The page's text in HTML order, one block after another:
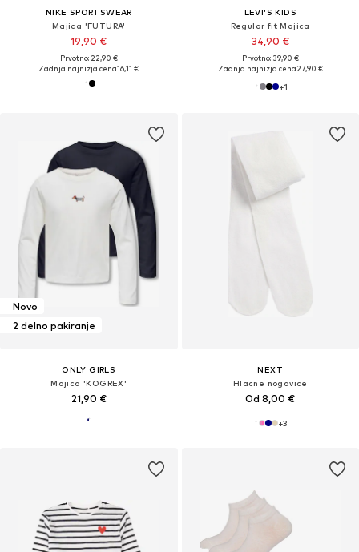
NIKE SPORTSWEAR
Majica 'FUTURA'
19,90 €
Prvotno: 22,90 €
Zadnja najnižja cena16,11 €
LEVI'S KIDS
Regular fit Majica
34,90 €
Prvotno: 39,90 €
Zadnja najnižja cena27,90 €
+1
Novo
2 delno pakiranje
ONLY GIRLS
Majica 'KOGREX'
21,90 €
NEXT
Hlačne nogavice
Od 8,00 €
+3